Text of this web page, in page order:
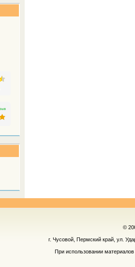
©
г. Чусовой, Пермский край, ул.
При использовании